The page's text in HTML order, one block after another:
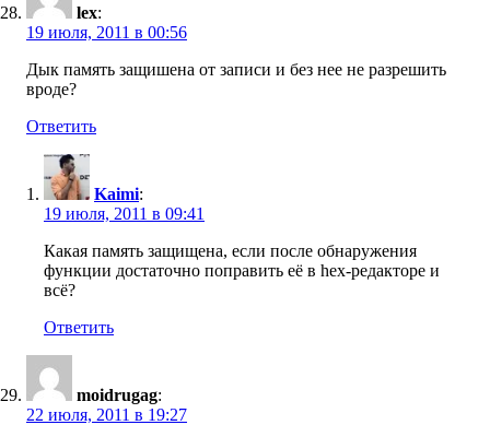
lex:
19 июля, 2011 в 00:56
Дык память защишена от записи и без нее не разрешить
вроде?
Ответить
Kaimi:
19 июля, 2011 в 09:41
Какая память защищена, если после обнаружения
функции достаточно поправить её в hex-редакторе и
всё?
Ответить
moidrugag:
22 июля, 2011 в 19:27